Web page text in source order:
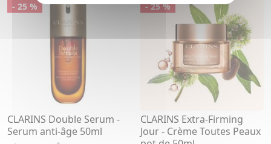
- 25 %
CLARINS Double Serum -
Serum anti-âge 50ml
- 25 %
CLARINS Extra-Firming
Jour - Crème Toutes Peaux